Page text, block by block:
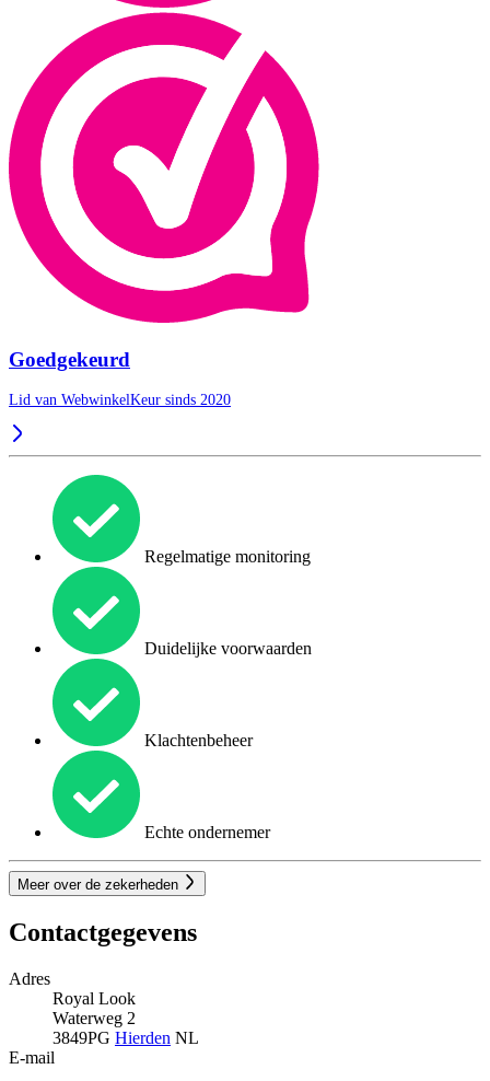
Goedgekeurd
Lid van WebwinkelKeur sinds 2020
Regelmatige monitoring
Duidelijke voorwaarden
Klachtenbeheer
Echte ondernemer
Meer over de zekerheden
Contactgegevens
Adres
Royal Look
Waterweg 2
3849PG Hierden NL
E-mail